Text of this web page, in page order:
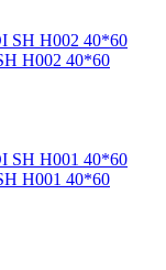
H002 40*60
H001 40*60